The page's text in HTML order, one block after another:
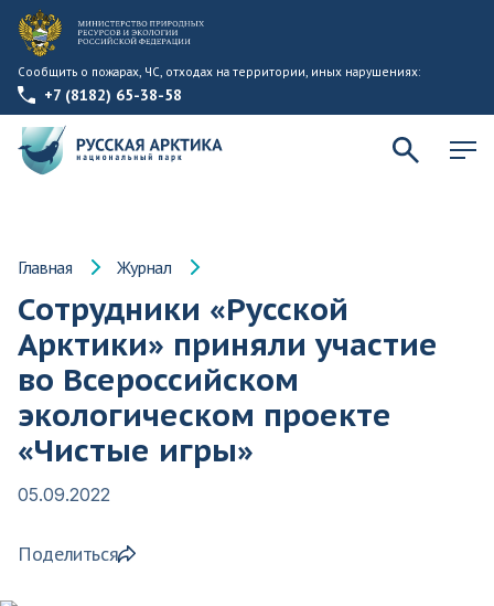
Сообщить о пожарах, ЧС, отходах на территории, иных нарушениях:
+7 (8182) 65-38-58
Главная Журнал
Сотрудники «Русской
Арктики» приняли участие
во Всероссийском
экологическом проекте
«Чистые игры»
05.09.2022
Поделиться